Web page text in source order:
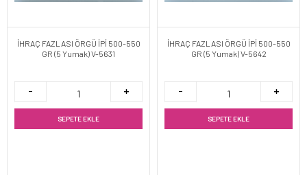
İHRAÇ FAZLASI ÖRGÜ İPİ 500-550
GR (5 Yumak) V-5631
SEPETE EKLE
İHRAÇ FAZLASI ÖRGÜ İPİ 500-550
GR (5 Yumak) V-5642
SEPETE EKLE